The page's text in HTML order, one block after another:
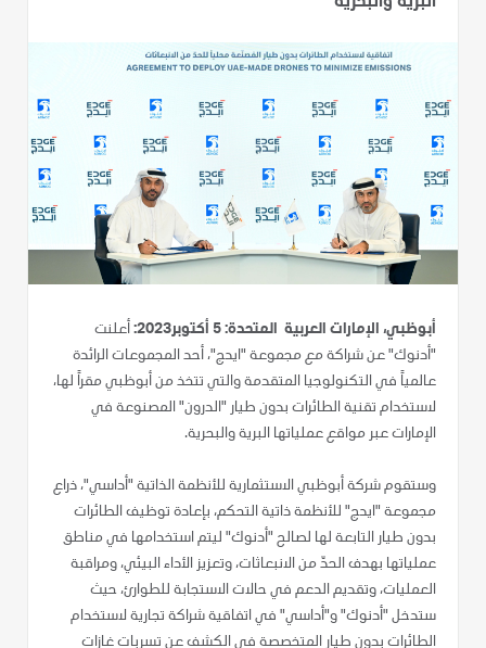
أبوظبي، الإمارات العربية المتحدة: 5 أكتوبر2023:
أعلنت
"أدنوك" عن شراكة مع مجموعة "ايدج"، أحد المجموعات الرائدة
عالمياً في التكنولوجيا المتقدمة والتي تتخذ من أبوظبي مقراً لها،
لاستخدام تقنية الطائرات بدون طيار "الدرون" المصنوعة في
الإمارات عبر مواقع عملياتها البرية والبحرية.
وستقوم شركة أبوظبي الاستثمارية للأنظمة الذاتية "أداسي"، ذراع
مجموعة "ايدج" للأنظمة ذاتية التحكم، بإعادة توظيف الطائرات
بدون طيار التابعة لها لصالح "أدنوك" ليتم استخدامها في مناطق
عملياتها بهدف الحدّ من الانبعاثات، وتعزيز الأداء البيئي، ومراقبة
العمليات، وتقديم الدعم في حالات الاستجابة للطوارئ، حيث
ستدخل "أدنوك" و"أداسي" في اتفاقية شراكة تجارية لاستخدام
الطائرات بدون طيار المتخصصة في الكشف عن تسربات غازات